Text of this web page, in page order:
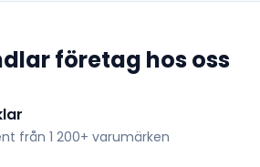
företag hos oss
från 1 200+ varumärken